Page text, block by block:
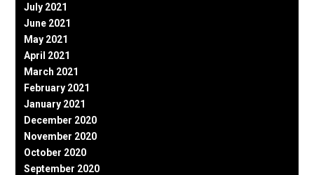
July 2021
June 2021
May 2021
April 2021
March 2021
February 2021
January 2021
December 2020
November 2020
October 2020
September 2020